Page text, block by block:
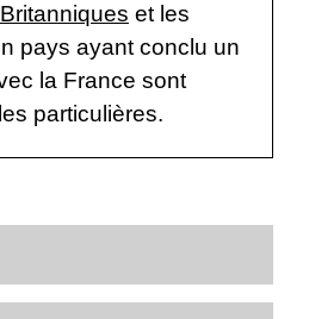
et les
pays ayant conclu un
la France sont
particulières.